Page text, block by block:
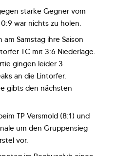
starke Gegner vom
war nichts zu holen.
Samstag ihre Saison
TC mit 3:6 Niederlage.
gingen leider 3
an die Lintorfer.
gibts den nächsten
TP Versmold (8:1) und
um den Gruppensieg
vor.